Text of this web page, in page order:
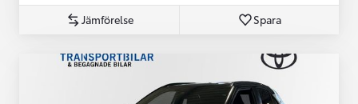
Jämförelse Spara